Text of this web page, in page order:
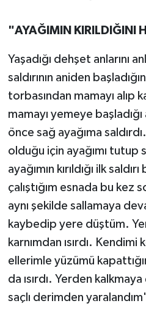
"AYAĞIMIN KIRILDIĞINI
Yaşadığı dehşet anlarını
saldırının aniden
torbasından mamayı alıp
mamayı yemeye
önce sağ ayağıma
olduğu için ayağımı tutup
ayağımın kırıldığı ilk
çalıştığım esnada bu kez
aynı şekilde sallamaya
kaybedip yere düştüm.
karnımdan ısırdı. Kendimi
ellerimle yüzümü
da ısırdı. Yerden
saçlı derimden